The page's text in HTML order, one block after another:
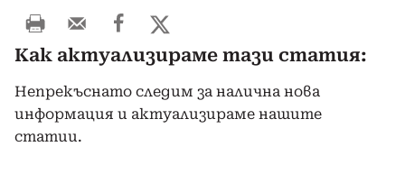
Как актуализираме тази статия:
Непрекъснато следим за налична нова
информация и актуализираме нашите
статии.